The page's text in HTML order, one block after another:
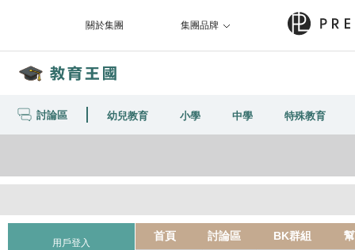
關於集團 集團品牌
討論區 幼兒教育 小學 中學 特殊教育
用戶登入
首頁 討論區 BK群組